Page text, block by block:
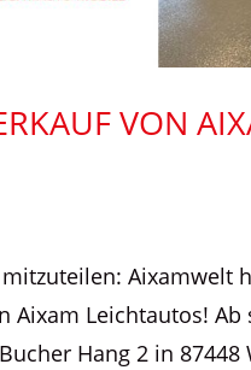
VON
Aixamwelt
Aixam Leichtautos!
Hang 2 in 87448